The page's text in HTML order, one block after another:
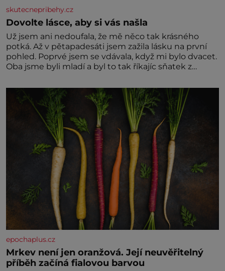
skutecnepribehy.cz
Dovolte lásce, aby si vás našla
Už jsem ani nedoufala, že mě něco tak krásného
potká. Až v pětapadesáti jsem zažila lásku na první
pohled. Poprvé jsem se vdávala, když mi bylo dvacet.
Oba jsme byli mladí a byl to tak říkajíc sňatek z
zaopatřený mladý muž. Manželství nám oběma moc
nesvědčilo, brzy jsme zjistili, že
epochaplus.cz
Mrkev není jen oranžová. Její neuvěřitelný
příběh začíná fialovou barvou